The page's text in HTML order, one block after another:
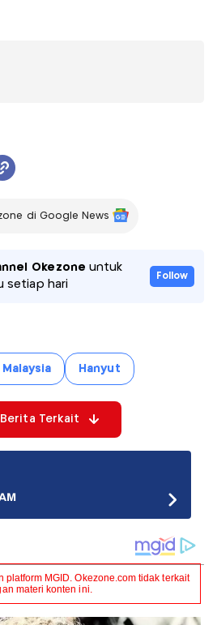
di Google News
Okezone untuk
setiap hari
Follow
Malaysia Hanyut
Terkait